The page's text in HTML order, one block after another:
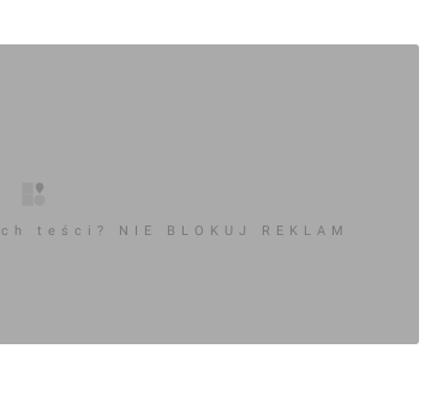
teści? NIE BLOKUJ REKLAM